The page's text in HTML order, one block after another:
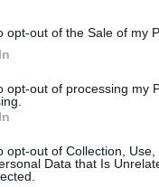
opt-out of the Sale of my
opt-out of processing my
opt-out of Collection,
Data that Is
γεννήθηκε
με
που
της Ελλάδας.